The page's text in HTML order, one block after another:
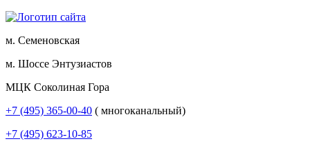
м. Семеновская
м. Шоссе Энтузиастов
МЦК Соколиная Гора
+7 (495) 365-00-40 ( многоканальный)
+7 (495) 623-10-85